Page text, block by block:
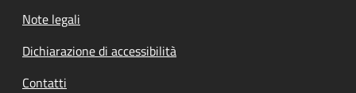
Note legali
Dichiarazione di accessibilità
Contatti